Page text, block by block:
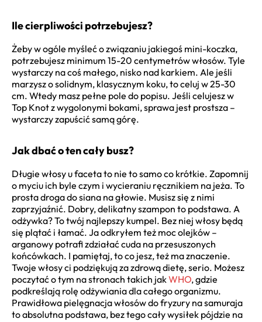
Ile cierpliwości potrzebujesz?
Żeby w ogóle myśleć o związaniu jakiegoś mini-koczka,
potrzebujesz minimum 15-20 centymetrów włosów. Tyle
wystarczy na coś małego, nisko nad karkiem. Ale jeśli
marzysz o solidnym, klasycznym koku, to celuj w 25-30
cm. Wtedy masz pełne pole do popisu. Jeśli celujesz w
Top Knot z wygolonymi bokami, sprawa jest prostsza –
wystarczy zapuścić samą górę.
Jak dbać o ten cały busz?
Długie włosy u faceta to nie to samo co krótkie. Zapomnij
o myciu ich byle czym i wycieraniu ręcznikiem na jeża. To
prosta droga do siana na głowie. Musisz się z nimi
zaprzyjaźnić. Dobry, delikatny szampon to podstawa. A
odżywka? To twój najlepszy kumpel. Bez niej włosy będą
się plątać i łamać. Ja odkryłem też moc olejków –
arganowy potrafi zdziałać cuda na przesuszonych
końcówkach. I pamiętaj, to co jesz, też ma znaczenie.
Twoje włosy ci podziękują za zdrową dietę, serio. Możesz
poczytać o tym na stronach takich jakWHO, gdzie
podkreślają rolę odżywiania dla całego organizmu.
Prawidłowa pielęgnacja włosów do fryzury na samuraja
to absolutna podstawa, bez tego cały wysiłek pójdzie na